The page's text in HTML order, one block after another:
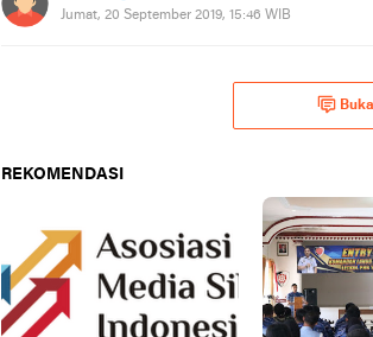
Jumat, 20 September 2019, 15:46 WIB
REKOMENDASI